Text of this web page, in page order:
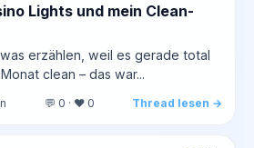
Lights und mein Clean-
erzählen, weil es gerade total
clean – das war...
💬 0 · ❤️ 0 Thread lesen →